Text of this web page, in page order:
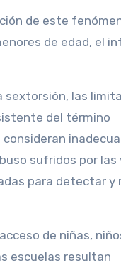
de este
de edad, el
sextorsión, las
del término
sufridos por las
para detectar y
de niñas,
escuelas resultan